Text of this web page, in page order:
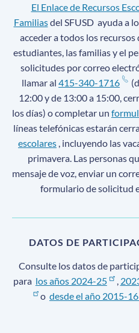
El Enlace de Recursos
Familiasdel SFUSD ayuda a
acceder a todos los
estudiantes, las familias y el
solicitudes por correo
llamar al415-340-1716
12:00 y de 13:00 a 15:00,
los días) o completar un
líneas telefónicas estarán
escolares , incluyendo las
primavera. Las personas
mensaje de voz, enviar un
formulario de solicitud
DATOS DE
Consulte los datos de
para los años 2024-25 ,
o desde el año 2015-